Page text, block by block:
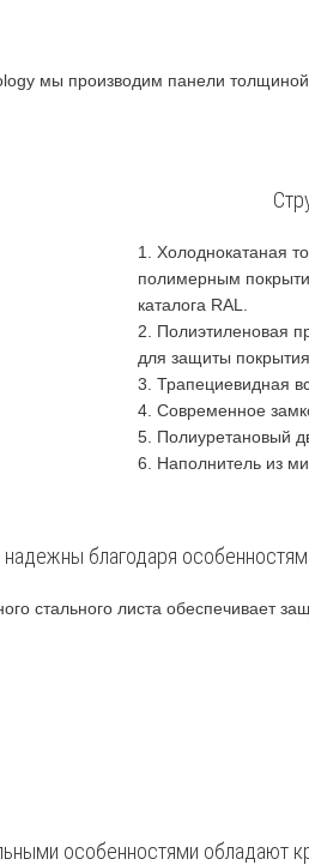
мы производим панели
Холоднокатаная
полимерным
каталога RAL.
Полиэтиленовая
для защиты
Трапециевидная
Современное
Полиуретановый
Наполнитель из
благодаря
стального листа обеспечивает
особенностями обладают